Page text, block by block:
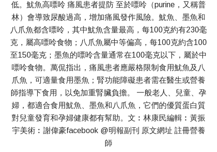
低。魷魚高嘌呤 痛風患者提防 至於嘌呤（purine，又稱普
林）會導致尿酸過高，增加痛風發作風險。魷魚、墨魚和
八爪魚都含嘌呤，其中魷魚含量最高，每100克約有230毫
克，屬高嘌呤食物；八爪魚屬中等偏高，每100克約含100
至150毫克；墨魚的嘌呤含量通常在100毫克以下，屬於中
嘌呤食物。萬侃指出，痛風患者應嚴格限制食用魷魚及八
爪魚，可適量食用墨魚；腎功能障礙患者需在醫生或營養
師指導下食用，以免加重腎臟負擔。 一般老人、兒童、孕
婦，都適合食用魷魚、墨魚和八爪魚，它們的優質蛋白質
對兒童發育和孕婦健康都有幫助。文︰林康民編輯︰黃振
宇美術︰謝偉豪facebook @明報副刊 原文網址 註冊營養
師